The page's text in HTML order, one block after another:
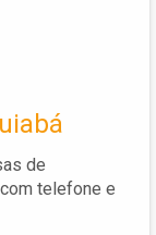
de
telefone e